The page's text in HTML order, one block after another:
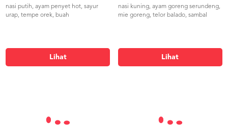
nasi putih, ayam penyet hot, sayur
urap, tempe orek, buah
Lihat
nasi kuning, ayam goreng serundeng,
mie goreng, telor balado, sambal
Lihat